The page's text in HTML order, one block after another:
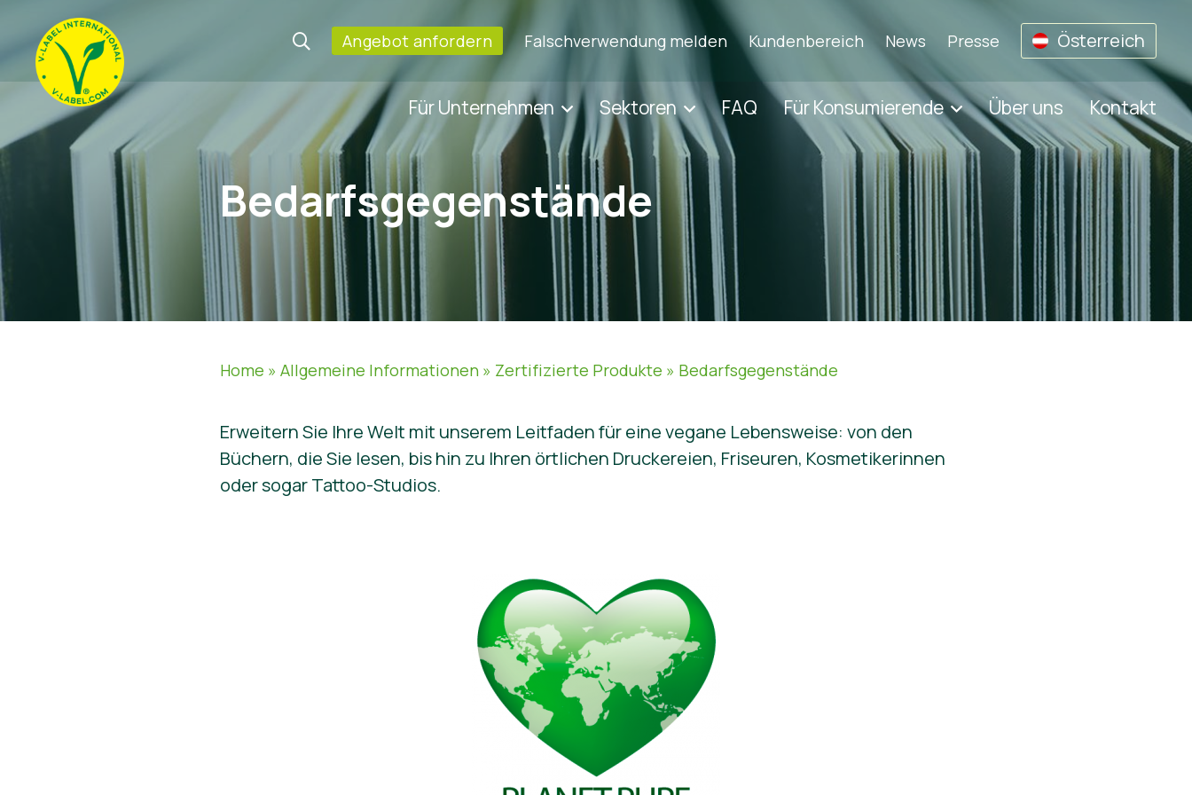
Angebot anfordern Falschverwendung melden Kundenbereich News Presse Österreich
Für Unternehmen Sektoren FAQ Für Konsumierende Über uns Kontakt
Bedarfsgegenstände
Home »Allgemeine Informationen » Zertifizierte Produkte » Bedarfsgegenstände
Erweitern Sie Ihre Welt mit unserem Leitfaden für eine vegane Lebensweise: von den
Büchern, die Sie lesen, bis hin zu Ihren örtlichen Druckereien, Friseuren, Kosmetikerinnen
oder sogar Tattoo-Studios.